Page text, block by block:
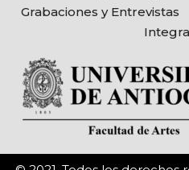
Grabaciones y Entrevistas